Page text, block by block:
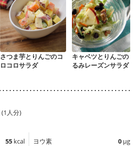
さつま芋とりんごのコ
ロコロサラダ
キャベツとりんごのく
るみレーズンサラダ
(1人分)
55 kcal
ヨウ素 0 µg